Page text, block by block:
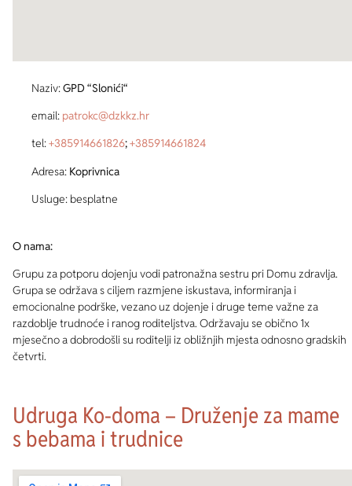
Naziv:GPD “Slonići“
email: patrokc@dzkkz.hr
tel:+385914661826;+385914661824
Adresa: Koprivnica
Usluge: besplatne
O nama:
Grupu za potporu dojenju vodi patronažna sestru pri Domu zdravlja.
Grupa se održava s ciljem razmjene iskustava, informiranja i
emocionalne podrške, vezano uz dojenje i druge teme važne za
razdoblje trudnoće i ranog roditeljstva. Održavaju se obično 1x
mjesečno a dobrodošli su roditelji iz obližnjih mjesta odnosno gradskih
četvrti.
Udruga Ko-doma – Druženje za mame
s bebama i trudnice